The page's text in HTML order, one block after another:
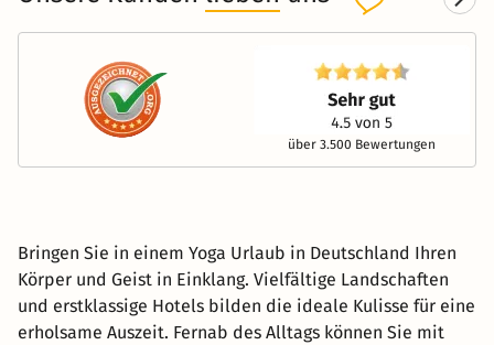
über 3.500 Bewertungen
Bringen Sie in einem Yoga Urlaub in Deutschland Ihren
Körper und Geist in Einklang. Vielfältige Landschaften
und erstklassige Hotels bilden die ideale Kulisse für eine
erholsame Auszeit. Fernab des Alltags können Sie mit